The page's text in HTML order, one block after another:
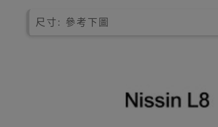
尺寸: 參考下圖